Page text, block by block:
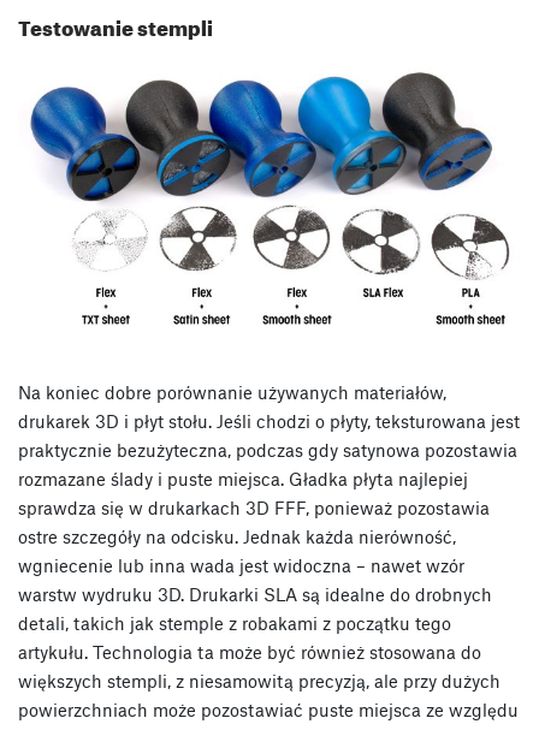
Testowanie stempli
Na koniec dobre porównanie używanych materiałów,
drukarek 3D i płyt stołu. Jeśli chodzi o płyty, teksturowana jest
praktycznie bezużyteczna, podczas gdy satynowa pozostawia
rozmazane ślady i puste miejsca. Gładka płyta najlepiej
sprawdza się w drukarkach 3D FFF, ponieważ pozostawia
ostre szczegóły na odcisku. Jednak każda nierówność,
wgniecenie lub inna wada jest widoczna – nawet wzór
warstw wydruku 3D. Drukarki SLA są idealne do drobnych
detali, takich jak stemple z robakami z początku tego
artykułu. Technologia ta może być również stosowana do
większych stempli, z niesamowitą precyzją, ale przy dużych
powierzchniach może pozostawiać puste miejsca ze względu